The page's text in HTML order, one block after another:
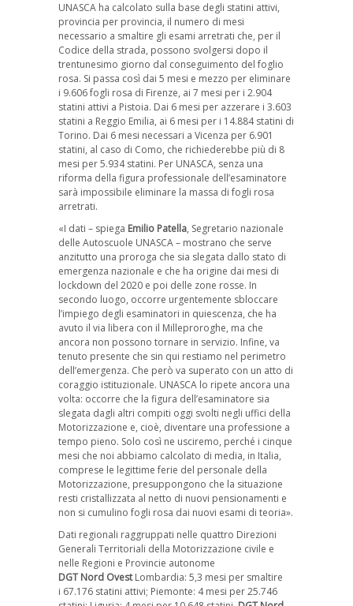
UNASCA ha calcolato sulla base degli statini attivi,
provincia per provincia, il numero di mesi
necessario a smaltire gli esami arretrati che, per il
Codice della strada, possono svolgersi dopo il
trentunesimo giorno dal conseguimento del foglio
rosa. Si passa così dai 5 mesi e mezzo per eliminare
i 9.606 fogli rosa di Firenze, ai 7 mesi per i 2.904
statini attivi a Pistoia. Dai 6 mesi per azzerare i 3.603
statini a Reggio Emilia, ai 6 mesi per i 14.884 statini di
Torino. Dai 6 mesi necessari a Vicenza per 6.901
statini, al caso di Como, che richiederebbe più di 8
mesi per 5.934 statini. Per UNASCA, senza una
riforma della figura professionale dell’esaminatore
sarà impossibile eliminare la massa di fogli rosa
arretrati.
«I dati – spiega Emilio Patella, Segretario nazionale
delle Autoscuole UNASCA – mostrano che serve
anzitutto una proroga che sia slegata dallo stato di
emergenza nazionale e che ha origine dai mesi di
lockdown del 2020 e poi delle zone rosse. In
secondo luogo, occorre urgentemente sbloccare
l’impiego degli esaminatori in quiescenza, che ha
avuto il via libera con il Milleproroghe, ma che
ancora non possono tornare in servizio. Infine, va
tenuto presente che sin qui restiamo nel perimetro
dell’emergenza. Che però va superato con un atto di
coraggio istituzionale. UNASCA lo ripete ancora una
volta: occorre che la figura dell’esaminatore sia
slegata dagli altri compiti oggi svolti negli uffici della
Motorizzazione e, cioè, diventare una professione a
tempo pieno. Solo così ne usciremo, perché i cinque
mesi che noi abbiamo calcolato di media, in Italia,
comprese le legittime ferie del personale della
Motorizzazione, presuppongono che la situazione
resti cristallizzata al netto di nuovi pensionamenti e
non si cumulino fogli rosa dai nuovi esami di teoria».
Dati regionali raggruppati nelle quattro Direzioni
Generali Territoriali della Motorizzazione civile e
nelle Regioni e Provincie autonome
DGT Nord OvestLombardia: 5,3 mesi per smaltire
i 67.176 statini attivi; Piemonte: 4 mesi per 25.746